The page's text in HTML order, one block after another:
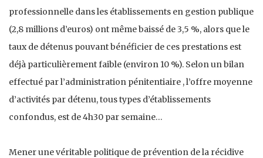
professionnelle dans les établissements en gestion publique
(2,8 millions d’euros) ont même baissé de 3,5 %, alors que le
taux de détenus pouvant bénéficier de ces prestations est
déjà particulièrement faible (environ 10 %). Selon un bilan
effectué par l’administration pénitentiaire , l’offre moyenne
d’activités par détenu, tous types d’établissements
confondus, est de 4h30 par semaine…
Mener une véritable politique de prévention de la récidive